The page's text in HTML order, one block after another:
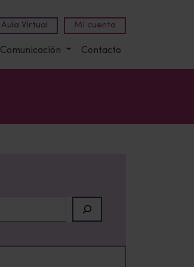
Aula Virtual Mi cuenta
Comunicación Contacto